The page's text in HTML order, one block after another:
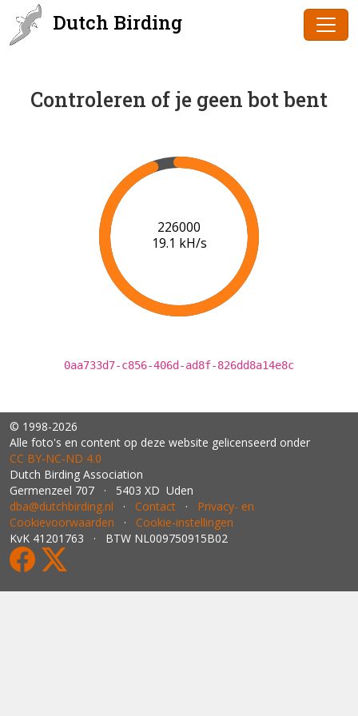
Dutch Birding
Controleren of je geen bot bent
227000
19.0 kH/s
0aa733d7-c856-406d-ad8f-826dd8a14e8c
© 1998-2026
Alle foto's en content op deze website gelicenseerd onder
CC BY‑NC‑ND 4.0
Dutch Birding Association
Germenzeel 707 · 5403 XD Uden
dba@dutchbirding.nl · Contact · Privacy- en
Cookievoorwaarden · Cookie-instellingen
KvK 41201763 · BTW NL009750915B02